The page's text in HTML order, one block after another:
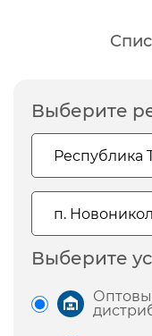
Выберите
Выберите